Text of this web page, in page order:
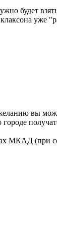
будет
уже
вы
МКАД (при